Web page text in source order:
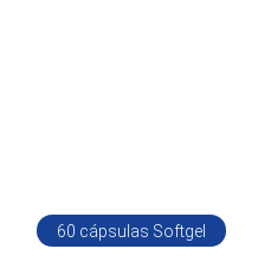
60 cápsulas Softgel